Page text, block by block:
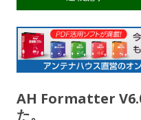
AH Formatter
た。